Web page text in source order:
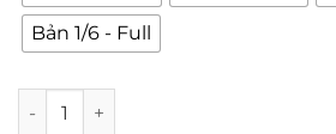
Bản 1/6 - Full
Kaido Hybrid - One Piece - BP số lượng